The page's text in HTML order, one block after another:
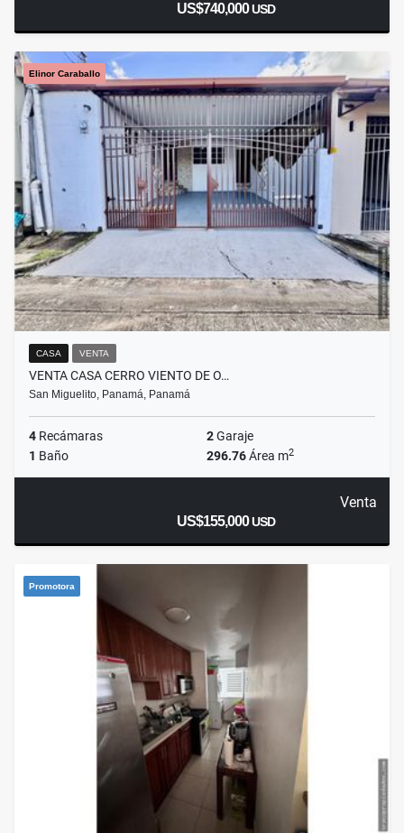
US$740,000USD
Elinor Caraballo
CASA VENTA
VENTA CASA CERRO VIENTO DE O…
San Miguelito, Panamá, Panamá
4 Recámaras 2Garaje
1 Baño 296.76Área m2
Venta
US$155,000USD
Promotora